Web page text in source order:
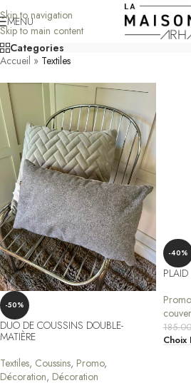
Skip to navigation
Skip to main content
MENU
Categories
Accueil » Textiles
-50%
DUO DE COUSSINS DOUBLE-
MATIÈRE
Textiles, Coussins, Promo,
Décoration, Décoration
-40%
Promo
185.00
Choix